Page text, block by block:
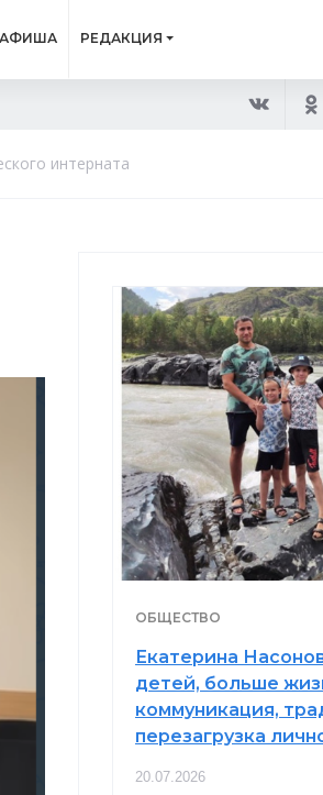
АФИША РЕДАКЦИЯ
интерната
ОБЩЕСТВО
Екатерина
детей, больше
коммуникация,
перезагрузка
20.07.2026